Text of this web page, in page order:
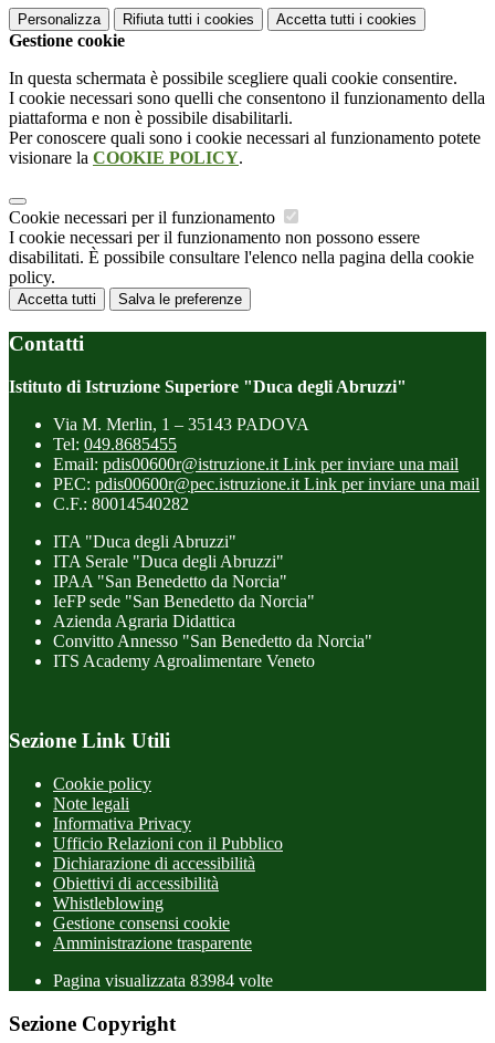
Personalizza Rifiuta tutti i cookies Accetta tutti i cookies
Gestione cookie
In questa schermata è possibile scegliere quali cookie consentire.
I cookie necessari sono quelli che consentono il funzionamento della
piattaforma e non è possibile disabilitarli.
Per conoscere quali sono i cookie necessari al funzionamento potete
visionare la COOKIE POLICY.
Cookie necessari per il funzionamento
I cookie necessari per il funzionamento non possono essere
disabilitati. È possibile consultare l'elenco nella pagina della cookie
policy.
Accetta tutti Salva le preferenze
Contatti
Istituto di Istruzione Superiore "Duca degli Abruzzi"
Via M. Merlin, 1 – 35143 PADOVA
Tel: 049.8685455
Email: pdis00600r@istruzione.it Link per inviare una mail
PEC: pdis00600r@pec.istruzione.it Link per inviare una mail
C.F.: 80014540282
ITA "Duca degli Abruzzi"
ITA Serale "Duca degli Abruzzi"
IPAA "San Benedetto da Norcia"
IeFP sede "San Benedetto da Norcia"
Azienda Agraria Didattica
Convitto Annesso "San Benedetto da Norcia"
ITS Academy Agroalimentare Veneto
Sezione Link Utili
Cookie policy
Note legali
Informativa Privacy
Ufficio Relazioni con il Pubblico
Dichiarazione di accessibilità
Obiettivi di accessibilità
Whistleblowing
Gestione consensi cookie
Amministrazione trasparente
Pagina visualizzata 83984 volte
Sezione Copyright